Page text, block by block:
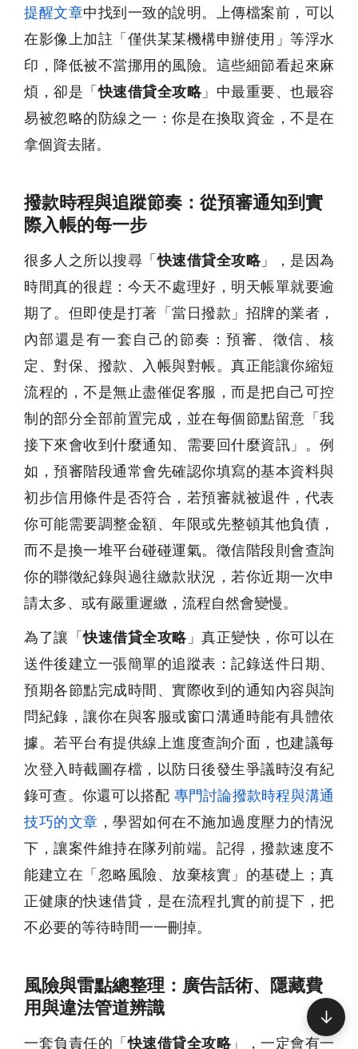
提醒文章中找到一致的說明。上傳檔案前，可以
在影像上加註「僅供某某機構申辦使用」等浮水
印，降低被不當挪用的風險。這些細節看起來麻
煩，卻是「快速借貸全攻略 」中最重要、也最容
易被忽略的防線之一：你是在換取資金，不是在
拿個資去賭。
撥款時程與追蹤節奏：從預審通知到實
際入帳的每一步
很多人之所以搜尋「快速借貸全攻略 」，是因為
時間真的很趕：今天不處理好，明天帳單就要逾
期了。但即使是打著「當日撥款」招牌的業者，
內部還是有一套自己的節奏：預審、徵信、核
定、對保、撥款、入帳與對帳。真正能讓你縮短
流程的，不是無止盡催促客服，而是把自己可控
制的部分全部前置完成，並在每個節點留意「我
接下來會收到什麼通知、需要回什麼資訊」。例
如，預審階段通常會先確認你填寫的基本資料與
初步信用條件是否符合，若預審就被退件，代表
你可能需要調整金額、年限或先整頓其他負債，
而不是換一堆平台碰碰運氣。徵信階段則會查詢
你的聯徵紀錄與過往繳款狀況，若你近期一次申
請太多、或有嚴重遲繳，流程自然會變慢。
為了讓「快速借貸全攻略 」真正變快，你可以在
送件後建立一張簡單的追蹤表：記錄送件日期、
預期各節點完成時間、實際收到的通知內容與詢
問紀錄，讓你在與客服或窗口溝通時能有具體依
據。若平台有提供線上進度查詢介面，也建議每
次登入時截圖存檔，以防日後發生爭議時沒有紀
錄可查。你還可以搭配 專門討論撥款時程與溝通
技巧的文章 ，學習如何在不施加過度壓力的情況
下，讓案件維持在隊列前端。記得，撥款速度不
能建立在「忽略風險、放棄核實」的基礎上；真
正健康的快速借貸，是在流程扎實的前提下，把
不必要的等待時間一一刪掉。
風險與雷點總整理：廣告話術、隱藏費
用與違法管道辨識
一套負責任的「快速借貸全攻略 」，一定會有一
↓